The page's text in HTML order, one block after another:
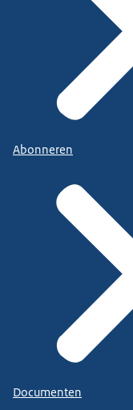
Abonneren
Documenten